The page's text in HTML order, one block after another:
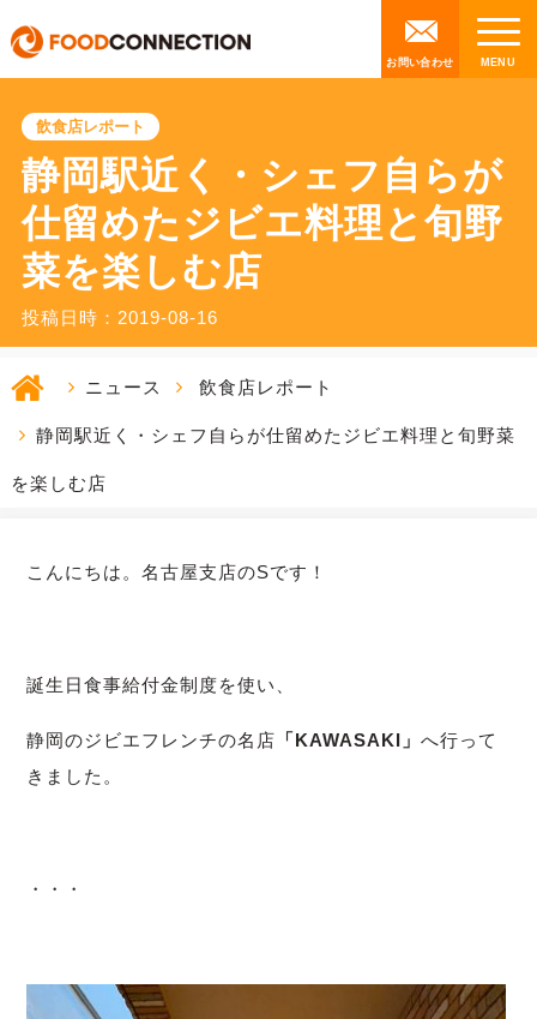
お問い合わせ
飲食店レポート
静岡駅近く・シェフ自らが
仕留めたジビエ料理と旬野
菜を楽しむ店
投稿日時：2019-08-16
ニュース 飲食店レポート
静岡駅近く・シェフ自らが仕留めたジビエ料理と旬野菜
を楽しむ店
こんにちは。名古屋支店のSです！
誕生日食事給付金制度を使い、
静岡のジビエフレンチの名店 「KAWASAKI」へ行って
きました。
・・・